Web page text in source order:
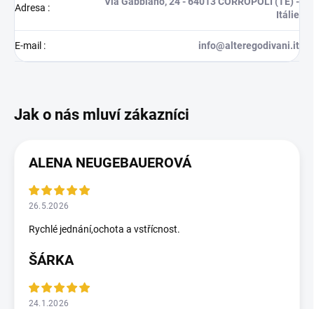
Adresa :
Itálie
E-mail : info@alteregodivani.it
ALENA NEUGEBAUEROVÁ
26.5.2026
Rychlé jednání,ochota a vstřícnost.
ŠÁRKA
24.1.2026